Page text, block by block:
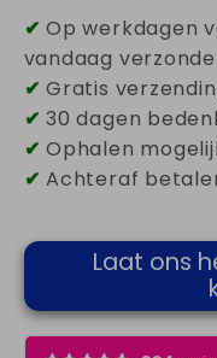
✔ Op werkdagen
vandaag
✔ Gratis
✔ 30 dagen
✔ Ophalen
✔ Achteraf
Laat ons